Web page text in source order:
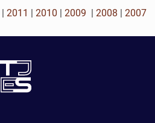
| 2011 | 2010 | 2009 | 2008 | 2007